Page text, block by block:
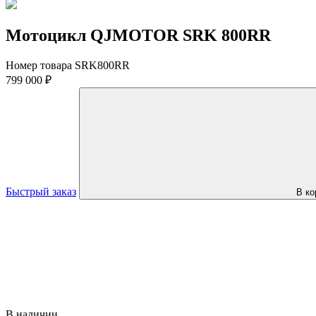
Мотоцикл QJMOTOR SRK 800RR
Номер товара SRK800RR
799 000 ₽
Быстрый заказ В